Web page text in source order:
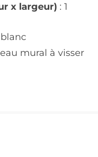
x largeur) : 1
mural à visser